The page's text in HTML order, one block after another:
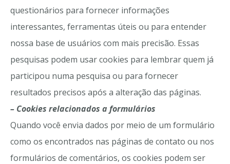
questionários para fornecer informações
interessantes, ferramentas úteis ou para entender
nossa base de usuários com mais precisão. Essas
pesquisas podem usar cookies para lembrar quem já
participou numa pesquisa ou para fornecer
resultados precisos após a alteração das páginas.
– Cookies relacionados a formulários
Quando você envia dados por meio de um formulário
como os encontrados nas páginas de contato ou nos
formulários de comentários, os cookies podem ser